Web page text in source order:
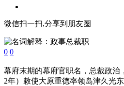
微信扫一扫,分享到朋友圈
0 0
幕府末期的幕府官职名，总裁政治
2年）敕使大原重德率领岛津久光